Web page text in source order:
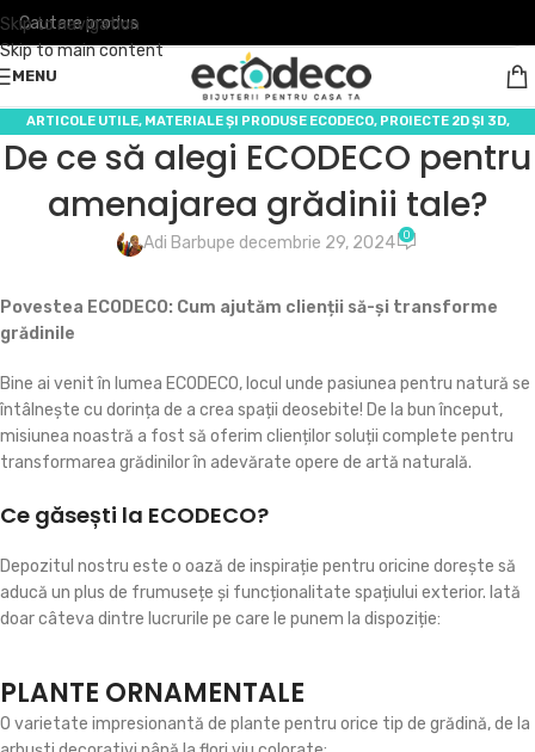
Skip to navigation
Skip to main content
MENU
ARTICOLE UTILE, MATERIALE ȘI PRODUSE ECODECO, PROIECTE 2D ȘI 3D,
SERVICII ECODECO
De ce să alegi ECODECO pentru
amenajarea grădinii tale?
Adi Barbupe decembrie 29, 2024 0
Povestea ECODECO: Cum ajutăm clienții să-și transforme
grădinile
Bine ai venit în lumea ECODECO, locul unde pasiunea pentru natură se
întâlnește cu dorința de a crea spații deosebite! De la bun început,
misiunea noastră a fost să oferim clienților soluții complete pentru
transformarea grădinilor în adevărate opere de artă naturală.
Ce găsești la ECODECO?
Depozitul nostru este o oază de inspirație pentru oricine dorește să
aducă un plus de frumusețe și funcționalitate spațiului exterior. Iată
doar câteva dintre lucrurile pe care le punem la dispoziție:
PLANTE ORNAMENTALE
O varietate impresionantă de plante pentru orice tip de grădină, de la